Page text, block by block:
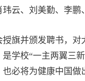
云、刘美勤、李鹏
旗并颁发聘书，
学校“一主两翼三
必将为健康中国